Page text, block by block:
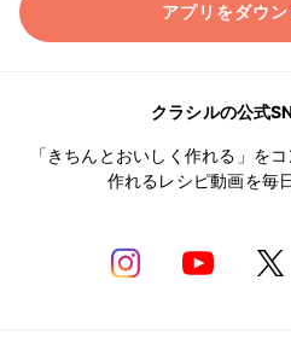
アプリをダウ
クラシルの公式
「きちんとおいしく作れる」を
作れるレシピ動画を毎